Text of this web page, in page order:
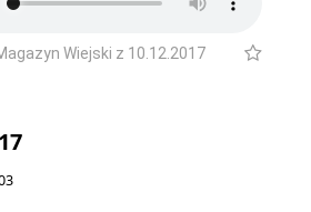
Wiejski z 10.12.2017